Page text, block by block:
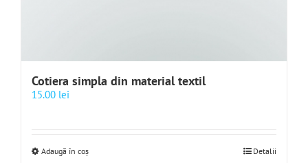
Cotiera simpla din material textil
15.00 lei
Adaugă în coș Detalii